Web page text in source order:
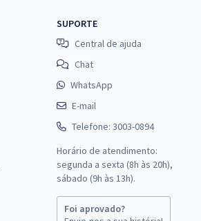
SUPORTE
Central de ajuda
Chat
WhatsApp
E-mail
Telefone: 3003-0894
Horário de atendimento:
segunda a sexta (8h às 20h),
sábado (9h às 13h).
Foi aprovado?